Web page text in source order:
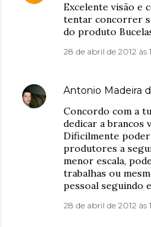
Excelente visão e
tentar concorrer
do produto
28 de abril de 2012 às
Antonio Madeira
Concordo com a
dedicar a brancos
Dificilmente
produtores a
menor escala,
trabalhas ou
pessoal seguindo
28 de abril de 2012 às